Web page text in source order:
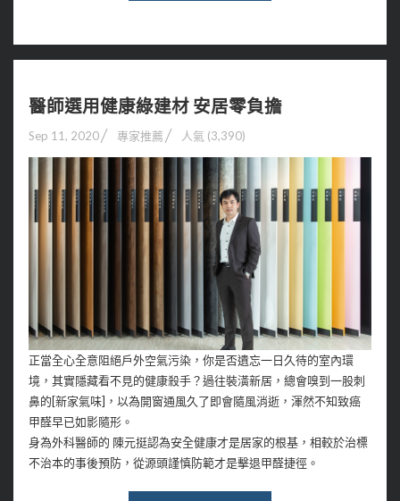
醫師選用健康綠建材 安居零負擔
Sep 11, 2020 專家推薦 人氣 (3,390)
正當全心全意阻絕戶外空氣污染，你是否遺忘一日久待的室內環
境，其實隱藏看不見的健康殺手？過往裝潢新居，總會嗅到一股刺
鼻的[新家氣味]，以為開窗通風久了即會隨風消逝，渾然不知致癌
甲醛早已如影隨形。
身為外科醫師的 陳元挺認為安全健康才是居家的根基，相較於治標
不治本的事後預防，從源頭謹慎防範才是擊退甲醛捷徑。